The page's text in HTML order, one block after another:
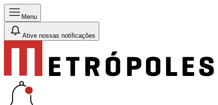
Menu
Ative nossas notificações